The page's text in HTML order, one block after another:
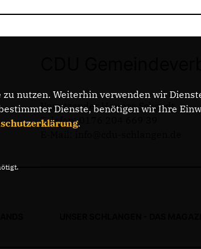
Vorsitzender Hannes Schoodt
Telefon: 0176 204 669 39
nutzen. Weiterhin verwenden wir
Dienste, benötigen wir Ihre
.